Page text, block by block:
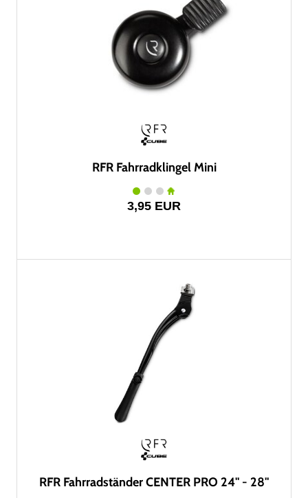
RFR Fahrradklingel Mini
3,95 EUR
RFR Fahrradständer CENTER PRO 24" - 28"